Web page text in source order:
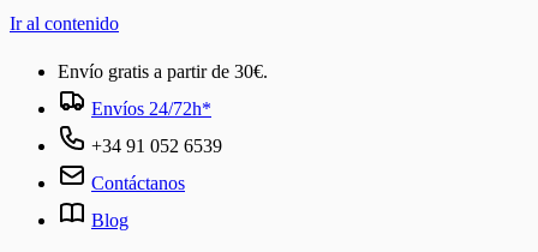
Ir al contenido
Envío gratis a partir de 30€.
Envíos 24/72h*
+34 91 052 6539
Contáctanos
Blog